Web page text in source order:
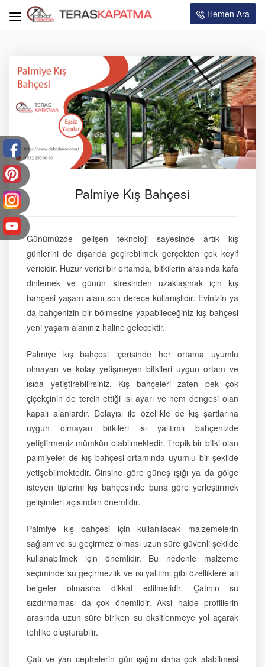
Hemen Ara
Palmiye Kış Bahçesi
Günümüzde gelişen teknoloji sayesinde artık kış
günlerini de dışarıda geçirebilmek gerçekten çok keyif
vericidir. Huzur verici bir ortamda, bitkilerin arasında kafa
dinlemek ve günün stresinden uzaklaşmak için kış
bahçesi yaşam alanı son derece kullanışlıdır. Evinizin ya
da bahçenizin bir bölmesine yapabileceğiniz kış bahçesi
yeni yaşam alanınız haline gelecektir.
Palmiye kış bahçesi içerisinde her ortama uyumlu
olmayan ve kolay yetişmeyen bitkileri uygun ortam ve
ısıda yetiştirebilirsiniz. Kış bahçeleri zaten pek çok
çiçekçinin de tercih ettiği ısı ayarı ve nem dengesi olan
kapalı alanlardır. Dolayısı ile özellikle de kış şartlarına
uygun olmayan bitkileri ısı yalıtımlı bahçenizde
yetiştirmeniz mümkün olabilmektedir. Tropik bir bitki olan
palmiyeler de kış bahçesi ortamında uyumlu bir şekilde
yetişebilmektedir. Cinsine göre güneş ışığı ya da gölge
isteyen tiplerini kış bahçesinde buna göre yerleştirmek
gelişimleri açısından önemlidir.
Palmiye kış bahçesi için kullanılacak malzemelerin
sağlam ve su geçirmez olması uzun süre güvenli şekilde
kullanabilmek için önemlidir. Bu nedenle malzeme
seçiminde su geçirmezlik ve ısı yalıtımı gibi özelliklere ait
belgeler olmasına dikkat edilmelidir. Çatının su
sızdırmaması da çok önemlidir. Aksi halde profillerin
arasında uzun süre biriken su oksitlenmeye yol açarak
tehlike oluşturabilir.
Çatı ve yan cephelerin gün ışığını daha çok alabilmesi